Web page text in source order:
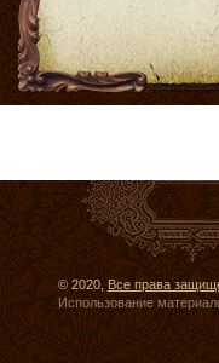
© 2020,Все права
Использование